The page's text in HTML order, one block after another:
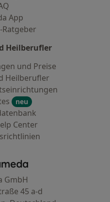
App
Ratgeber
Heilberufler
und Preise
Heilberufler
neu
Center
Jameda - Startseite
GmbH
45 a-d